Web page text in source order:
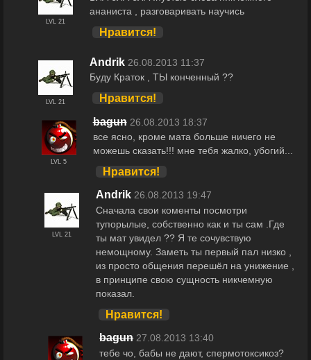
LVL 21
ананиста , разговаривать научись
Нравится!
LVL 21
Andrik 26.08.2013 11:37
Буду Краток , ТЫ конченный ??
Нравится!
LVL 5
bagun 26.08.2013 18:37
все ясно, кроме мата больше ничего не
можешь сказать!!! мне тебя жалко, убогий...
Нравится!
LVL 21
Andrik 26.08.2013 19:47
Сначала свои коменты посмотри
тупорылые, собственно как и ты сам .Где
ты мат увидел ?? Я те сочувствую
немощному. Заметь ты первый пал низко ,
из просто общения перешёл на унижение ,
в принципе свою сущность никчемную
показал.
Нравится!
bagun 27.08.2013 13:40
тебе чо, бабы не дают, спермотоксикоз?